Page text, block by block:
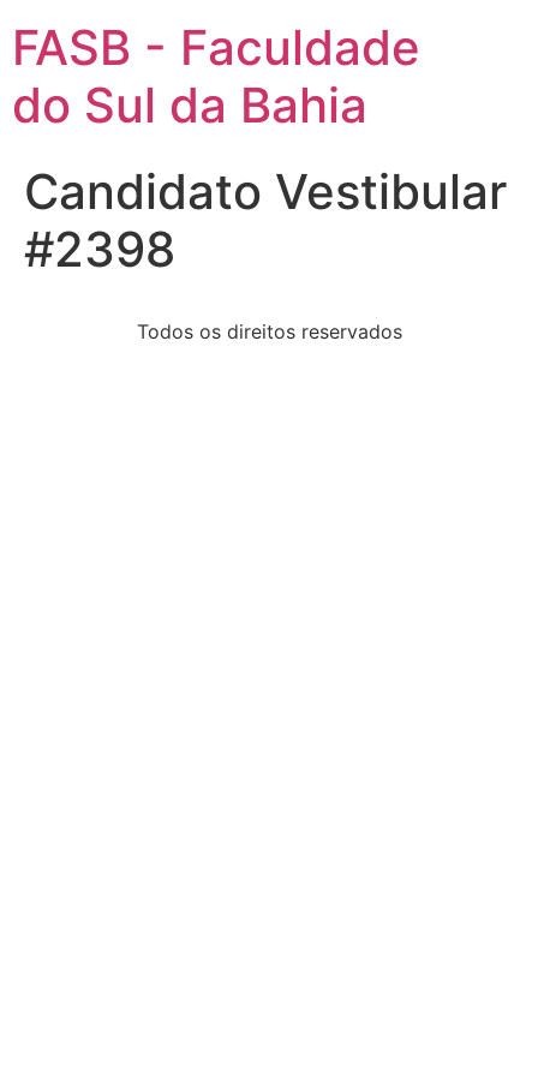
FASB - Faculdade
do Sul da Bahia
Candidato Vestibular
#2398
Todos os direitos reservados